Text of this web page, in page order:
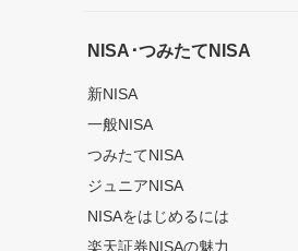
NISA･つみたてNISA
新NISA
一般NISA
つみたてNISA
ジュニアNISA
NISAをはじめるには
楽天証券NISAの魅力